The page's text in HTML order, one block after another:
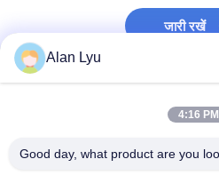
जारी रखें
Alan Lyu
4:16 PM
Good day, what product are you